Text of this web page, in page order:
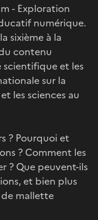
- Exploration
numérique.
sixième à la
contenu
et les
sur la
les sciences au
? Pourquoi et
? Comment les
? Que peuvent-ils
et bien plus
mallette